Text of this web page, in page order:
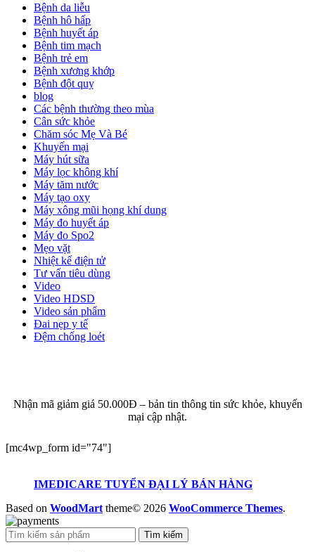
Bệnh da liễu
Bệnh hô hấp
Bệnh huyết áp
Bệnh tim mạch
Bệnh trẻ em
Bệnh xương khớp
Bệnh đột quỵ
blog
Các bệnh thường theo mùa
Cân sức khỏe
Chăm sóc Mẹ Và Bé
Khuyến mại
Máy hút sữa
Máy lọc không khí
Máy tăm nước
Máy tạo oxy
Máy xông mũi họng khí dung
Máy đo huyết áp
Máy đo Spo2
Mẹo vặt
Nhiệt kế điện tử
Tư vấn tiêu dùng
Video
Video HDSD
Video sản phẩm
Đai nẹp y tế
Đệm chống loét
Nhận mã giảm giá 50.000Đ – bản tin thông tin sức khỏe, khuyến
mại cập nhật.
[mc4wp_form id="74"]
IMEDICARE TUYỂN ĐẠI LÝ BÁN HÀNG
Based on WoodMart theme© 2026 WooCommerce Themes.
Tìm kiếm